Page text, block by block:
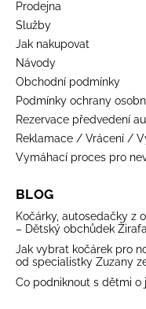
Prodejna
Služby
Jak nakupovat
Návody
Obchodní podmínky
Podmínky ochrany
Rezervace předvedení
Reklamace / Vrácení /
Vymáhací proces pro
BLOG
Kočárky, autosedačky z
– Dětský obchůdek Žirafa
Jak vybrat kočárek pro
od specialistky Zuzany
Co podniknout s dětmi o